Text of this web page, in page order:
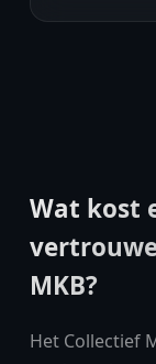
Wat kost
MKB?
Het Collectief